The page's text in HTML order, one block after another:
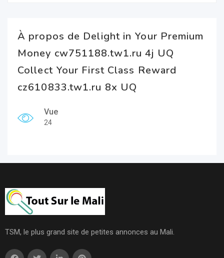
À propos de Delight in Your Premium
Money cw751188.tw1.ru 4j UQ
Collect Your First Class Reward
cz610833.tw1.ru 8x UQ
Vue
24
TSM, le plus grand site de petites annonces au Mali.